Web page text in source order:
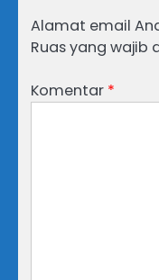
Alamat email
Ruas yang wajib
Komentar *